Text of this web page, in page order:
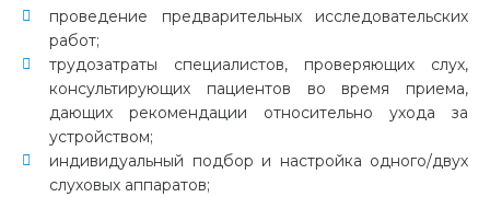
проведение предварительных исследовательских
работ;
трудозатраты специалистов, проверяющих слух,
консультирующих пациентов во время приема,
дающих рекомендации относительно ухода за
устройством;
индивидуальный подбор и настройка одного/двух
слуховых аппаратов;